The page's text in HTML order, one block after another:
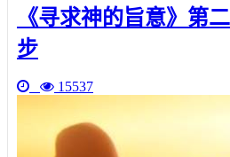
《寻求神的旨意》第
步
15537